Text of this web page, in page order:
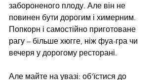
забороненого плоду. Але він не
повинен бути дорогим і химерним.
Попкорн і самостійно приготоване
рагу – більше хюгге, ніж фуа-гра чи
вечеря у дорогому ресторані.
Але майте на увазі: об'їстися до